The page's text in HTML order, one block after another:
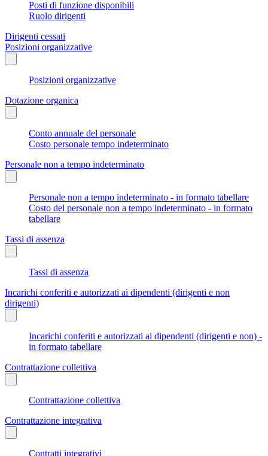
Posti di funzione disponibili
Ruolo dirigenti
Dirigenti cessati
Posizioni organizzative
Posizioni organizzative
Dotazione organica
Conto annuale del personale
Costo personale tempo indeterminato
Personale non a tempo indeterminato
Personale non a tempo indeterminato - in formato tabellare
Costo del personale non a tempo indeterminato - in formato
tabellare
Tassi di assenza
Tassi di assenza
Incarichi conferiti e autorizzati ai dipendenti (dirigenti e non
dirigenti)
Incarichi conferiti e autorizzati ai dipendenti (dirigenti e non) -
in formato tabellare
Contrattazione collettiva
Contrattazione collettiva
Contrattazione integrativa
Contratti integrativi